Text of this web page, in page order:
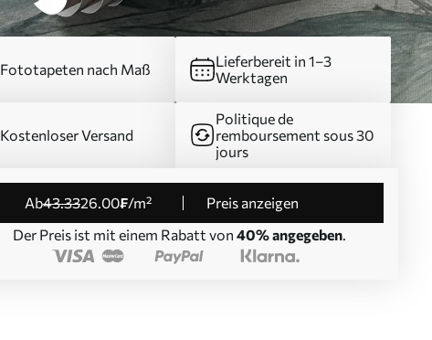
Fototapeten nach Maß
Lieferbereit in 1–3
Werktagen
Kostenloser Versand
Politique de
remboursement sous 30
jours
ab43.3326.00₣/m²
Preis anzeigen
Der Preis ist mit einem Rabatt von 40% angegeben.